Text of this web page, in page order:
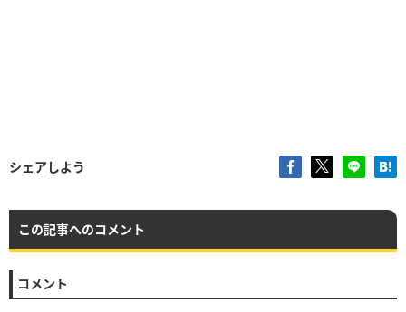
シェアしよう
この記事へのコメント
コメント